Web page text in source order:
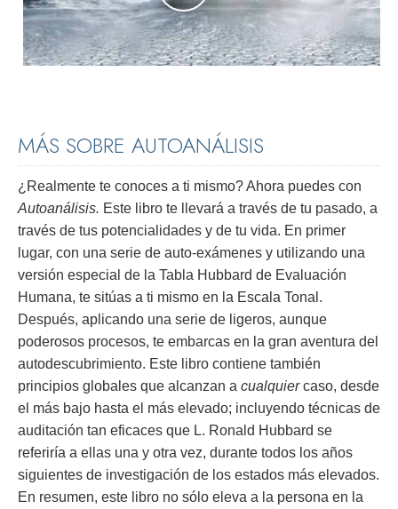
MÁS SOBRE AUTOANÁLISIS
¿Realmente te conoces a ti mismo? Ahora puedes con
Autoanálisis. Este libro te llevará a través de tu pasado, a
través de tus potencialidades y de tu vida. En primer
lugar, con una serie de auto-exámenes y utilizando una
versión especial de la Tabla Hubbard de Evaluación
Humana, te sitúas a ti mismo en la Escala Tonal.
Después, aplicando una serie de ligeros, aunque
poderosos procesos, te embarcas en la gran aventura del
autodescubrimiento. Este libro contiene también
principios globales que alcanzan a cualquiercaso, desde
el más bajo hasta el más elevado; incluyendo técnicas de
auditación tan eficaces que L. Ronald Hubbard se
referiría a ellas una y otra vez, durante todos los años
siguientes de investigación de los estados más elevados.
En resumen, este libro no sólo eleva a la persona en la